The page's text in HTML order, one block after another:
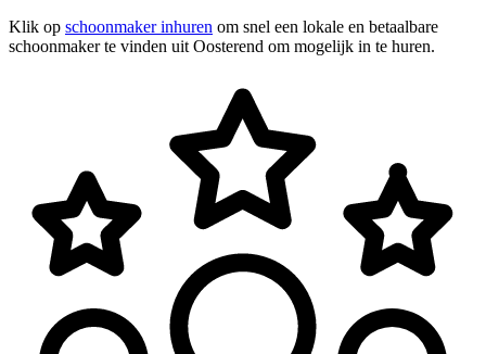
Klik op schoonmaker inhuren om snel een lokale en betaalbare
schoonmaker te vinden uit Oosterend om mogelijk in te huren.